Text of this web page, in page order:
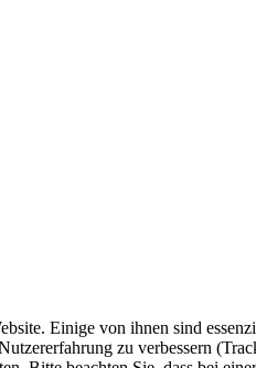
Einige von ihnen sind
zu verbessern